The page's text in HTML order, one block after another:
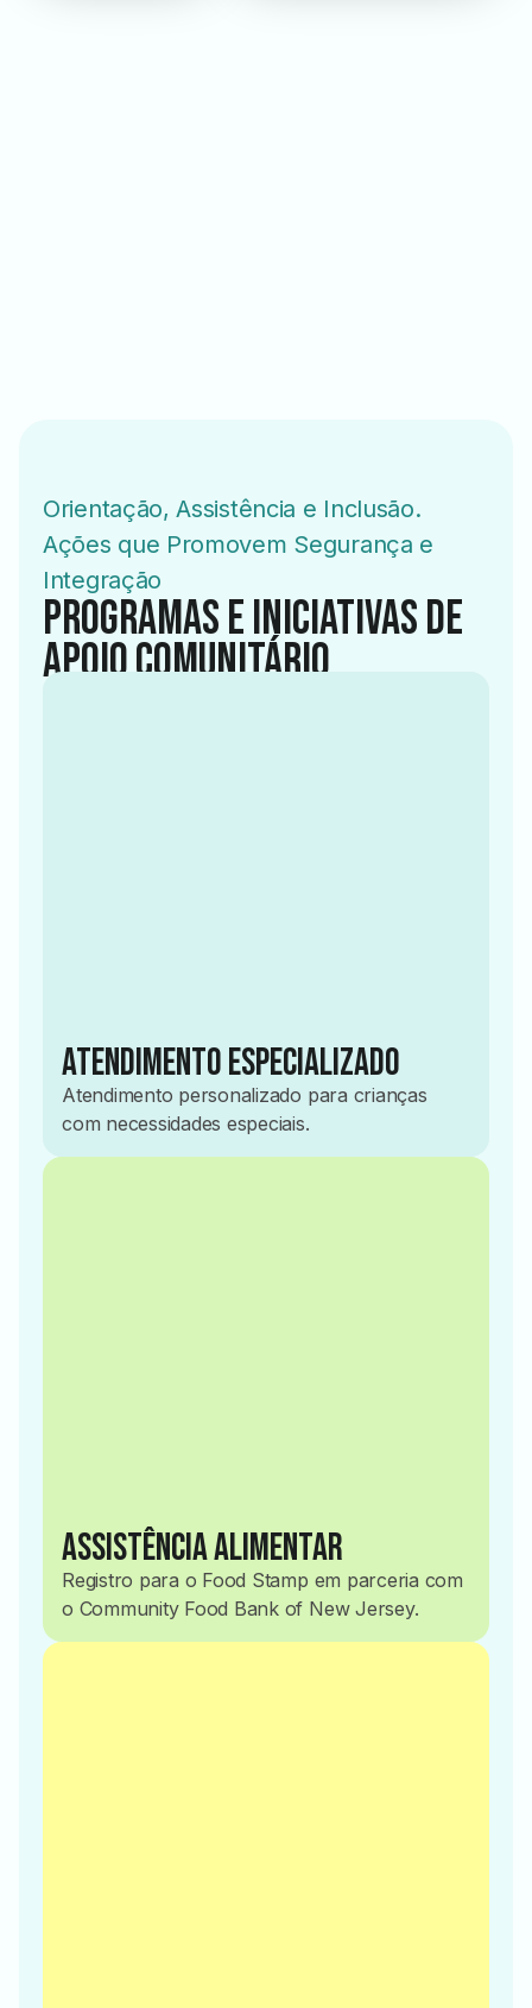
Orientação, Assistência e Inclusão.
Ações que Promovem Segurança e
Integração
PROGRAMAS E INICIATIVAS DE
APOIO COMUNITÁRIO
Atendimento Especializado
Atendimento personalizado para crianças
com necessidades especiais.
Assistência Alimentar
Registro para o Food Stamp em parceria com
o Community Food Bank of New Jersey.